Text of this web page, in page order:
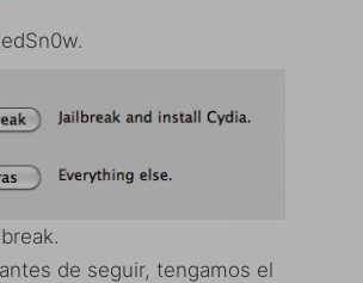
de seguir, tengamos el